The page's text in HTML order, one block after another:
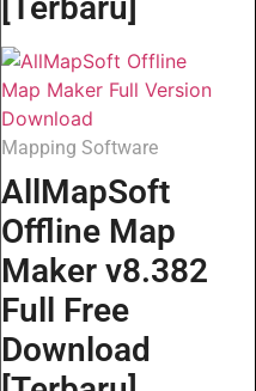
[Terbaru]
Mapping Software
AllMapSoft
Offline Map
Maker v8.382
Full Free
Download